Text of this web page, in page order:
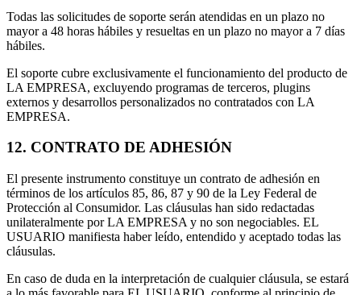
Todas las solicitudes de soporte serán atendidas en un plazo no
mayor a 48 horas hábiles y resueltas en un plazo no mayor a 7 días
hábiles.
El soporte cubre exclusivamente el funcionamiento del producto de
LA EMPRESA, excluyendo programas de terceros, plugins
externos y desarrollos personalizados no contratados con LA
EMPRESA.
12. CONTRATO DE ADHESIÓN
El presente instrumento constituye un contrato de adhesión en
términos de los artículos 85, 86, 87 y 90 de la Ley Federal de
Protección al Consumidor. Las cláusulas han sido redactadas
unilateralmente por LA EMPRESA y no son negociables. EL
USUARIO manifiesta haber leído, entendido y aceptado todas las
cláusulas.
En caso de duda en la interpretación de cualquier cláusula, se estará